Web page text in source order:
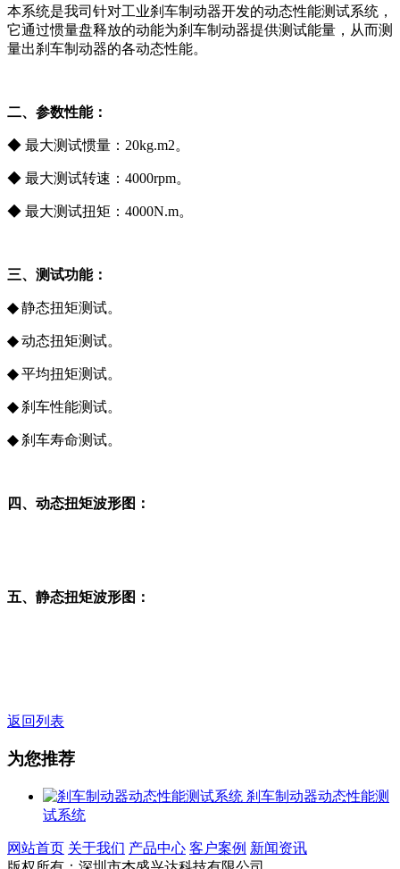
本系统是我司针对工业刹车制动器开发的动态性能测试系统，
它通过惯量盘释放的动能为刹车制动器提供测试能量，从而测
量出刹车制动器的各动态性能。
二、参数性能：
◆ 最大测试惯量：20kg.m2。
◆ 最大测试转速：4000rpm。
◆ 最大测试扭矩：4000N.m。
三、测试功能：
◆静态扭矩测试。
◆动态扭矩测试。
◆平均扭矩测试。
◆ 刹车性能测试。
◆ 刹车寿命测试。
四、动态扭矩波形图：
五、静态扭矩波形图：
返回列表
为您推荐
刹车制动器动态性能测
试系统
网站首页 关于我们 产品中心 客户案例 新闻资讯